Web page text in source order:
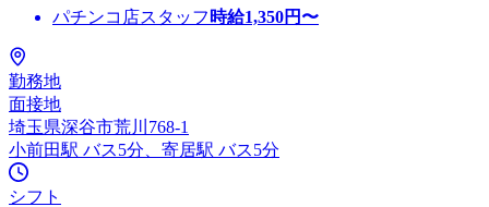
パチンコ店スタッフ 時給1,350円〜
勤務地
面接地
埼玉県深谷市荒川768-1
小前田駅 バス5分、寄居駅 バス5分
シフト